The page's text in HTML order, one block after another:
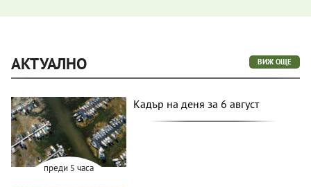
АКТУАЛНО ВИЖ ОЩЕ
преди 5 часа
Кадър на деня за 6 август